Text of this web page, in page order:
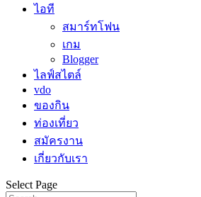
ไอที
สมาร์ทโฟน
เกม
Blogger
ไลฟ์สไตล์
vdo
ของกิน
ท่องเที่ยว
สมัครงาน
เกี่ยวกับเรา
Select Page